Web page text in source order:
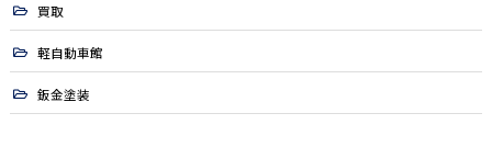
買取
軽自動車館
鈑金塗装